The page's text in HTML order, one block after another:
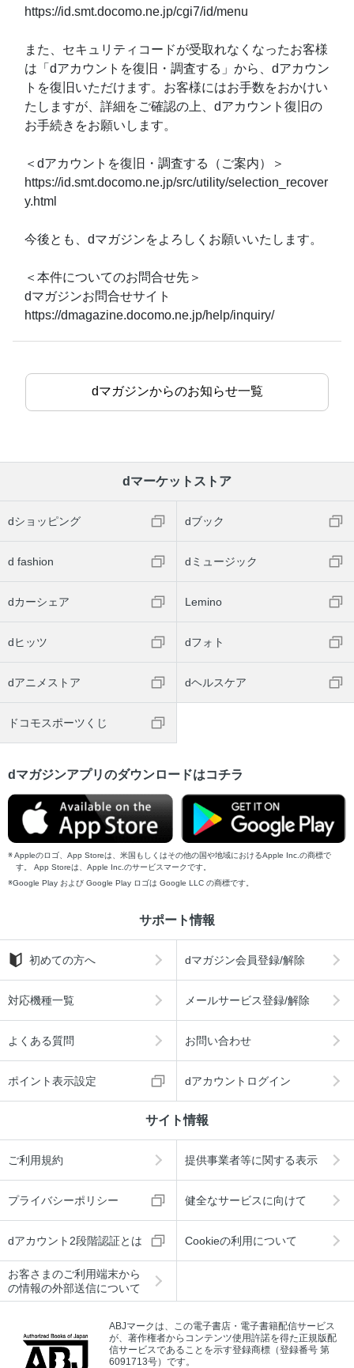
https://id.smt.docomo.ne.jp/cgi7/id/menu
また、セキュリティコードが受取れなくなったお客様
は「dアカウントを復旧・調査する」から、dアカウン
トを復旧いただけます。お客様にはお手数をおかけい
たしますが、詳細をご確認の上、dアカウント復旧の
お手続きをお願いします。
＜dアカウントを復旧・調査する（ご案内）＞
https://id.smt.docomo.ne.jp/src/utility/selection_recover
y.html
今後とも、dマガジンをよろしくお願いいたします。
＜本件についてのお問合せ先＞
dマガジンお問合せサイト
https://dmagazine.docomo.ne.jp/help/inquiry/
dマガジンからのお知らせ一覧
dマーケットストア
dショッピング dブック
d fashion dミュージック
dカーシェア Lemino
dヒッツ dフォト
dアニメストア dヘルスケア
ドコモスポーツくじ
dマガジンアプリのダウンロードはコチラ
Appleのロゴ、App Storeは、米国もしくはその他の国や地域におけるApple Inc.の商標で
す。 App Storeは、Apple Inc.のサービスマークです。
Google Play および Google Play ロゴは Google LLC の商標です。
サポート情報
初めての方へ dマガジン会員登録/解除
対応機種一覧 メールサービス登録/解除
よくある質問 お問い合わせ
ポイント表示設定 dアカウントログイン
サイト情報
ご利用規約 提供事業者等に関する表示
プライバシーポリシー 健全なサービスに向けて
dアカウント2段階認証とは Cookieの利用について
お客さまのご利用端末から
の情報の外部送信について
ABJマークは、この電子書店・電子書籍配信サービス
が、著作権者からコンテンツ使用許諾を得た正規版配
信サービスであることを示す登録商標（登録番号 第
6091713号）です。